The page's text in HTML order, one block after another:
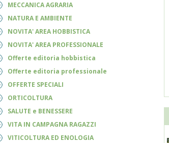
MECCANICA AGRARIA
NATURA E AMBIENTE
NOVITA' AREA HOBBISTICA
NOVITA' AREA PROFESSIONALE
Offerte editoria hobbistica
Offerte editoria professionale
OFFERTE SPECIALI
ORTICOLTURA
SALUTE e BENESSERE
VITA IN CAMPAGNA RAGAZZI
VITICOLTURA ED ENOLOGIA